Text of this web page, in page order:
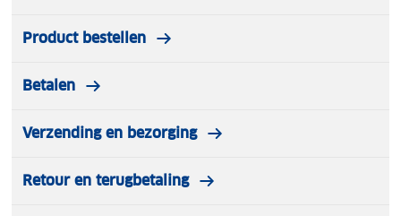
Product bestellen
Betalen
Verzending en bezorging
Retour en terugbetaling